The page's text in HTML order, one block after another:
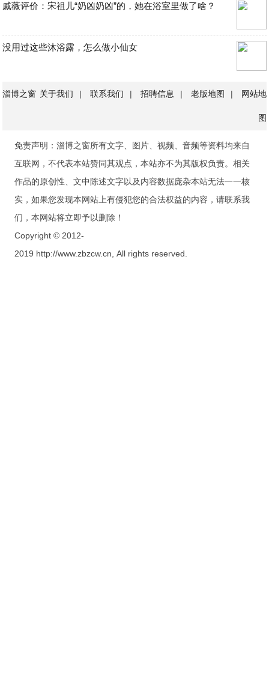
戚薇评价：宋祖儿“奶凶奶凶”的，她在浴室里做了啥？
没用过这些沐浴露，怎么做小仙女
淄博之窗 关于我们 | 联系我们 | 招聘信息 | 老版地图 | 网站地
图
免责声明：淄博之窗所有文字、图片、视频、音频等资料均来自
互联网，不代表本站赞同其观点，本站亦不为其版权负责。相关
作品的原创性、文中陈述文字以及内容数据庞杂本站无法一一核
实，如果您发现本网站上有侵犯您的合法权益的内容，请联系我
们，本网站将立即予以删除！
Copyright © 2012-
2019 http://www.zbzcw.cn, All rights reserved.